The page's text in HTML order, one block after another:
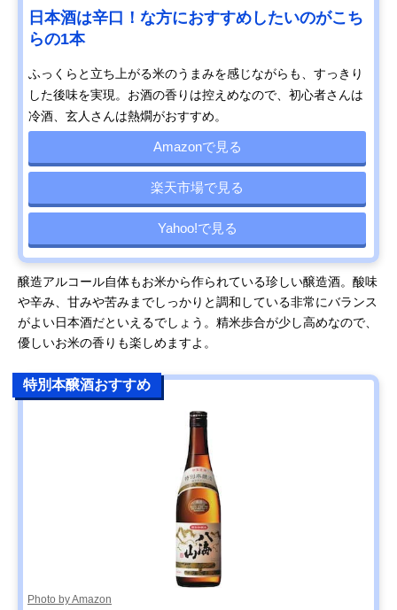
日本酒は辛口！な方におすすめしたいのがこち
らの1本
ふっくらと立ち上がる米のうまみを感じながらも、すっきり
した後味を実現。お酒の香りは控えめなので、初心者さんは
冷酒、玄人さんは熱燗がおすすめ。
Amazonで見る
楽天市場で見る
Yahoo!で見る
醸造アルコール自体もお米から作られている珍しい醸造酒。酸味
や辛み、甘みや苦みまでしっかりと調和している非常にバランス
がよい日本酒だといえるでしょう。精米歩合が少し高めなので、
優しいお米の香りも楽しめますよ。
特別本醸酒おすすめ
Photo by Amazon